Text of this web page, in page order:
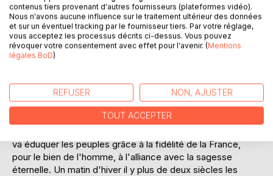
DESCRIPTION
Cet ouvrage commence par une histoire mythique, celle
façonne le territoire de France. Une famille unique depuis
les origines accompagne ceux qui sont Français
aujourd'hui. Si pendant l'antiquité le peuple s'est scindé en
deux puis trois, en revanche, au moment du baptême de
va éduquer les peuples grâce à la fidélité de la France,
pour le bien de l'homme, à l'alliance avec la sagesse
éternelle. Un matin d'hiver il y plus de deux siècles les
contenus tiers provenant d'autres fournisseurs (plateformes vidéo).
Nous n'avons aucune influence sur le traitement ultérieur des données
et sur un éventuel tracking par le fournisseur tiers. Par votre réglage,
vous acceptez les processus décrits ci-dessus. Vous pouvez
révoquer votre consentement avec effet pour l'avenir. (Mentions
légales BoD)
REFUSER NON, AJUSTER
TOUT ACCEPTER